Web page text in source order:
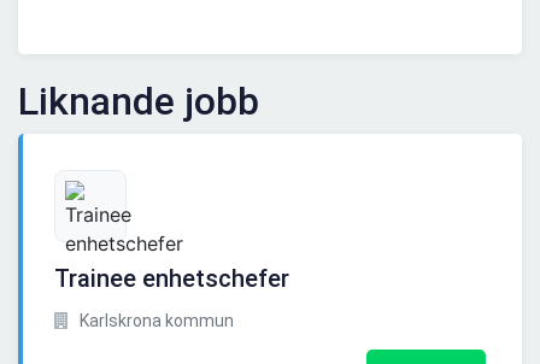
Liknande jobb
Trainee enhetschefer
Karlskrona kommun